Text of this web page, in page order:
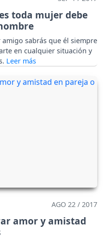
toda mujer debe
sabrás que él siempre
en cualquier situación y
AGO 22 / 2017
amor y amistad